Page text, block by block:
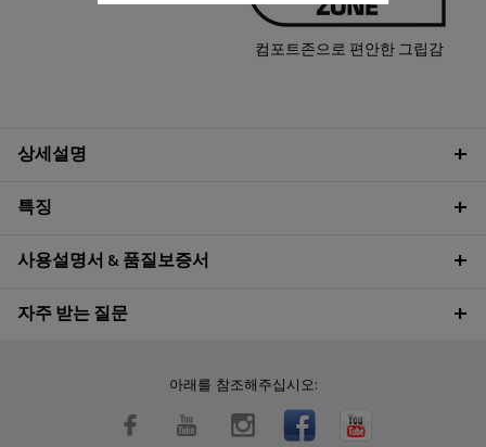
컴포트존으로 편안한 그립감
상세설명
특징
사용설명서 & 품질보증서
자주 받는 질문
아래를 참조해주십시오: